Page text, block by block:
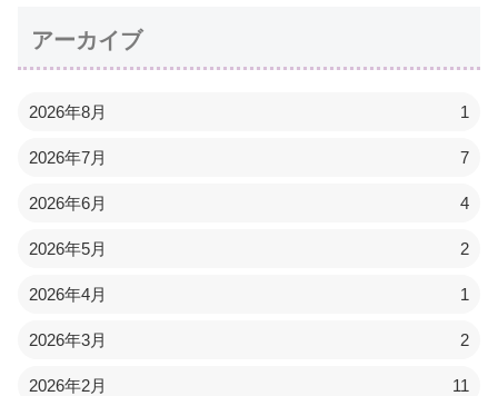
アーカイブ
2026年8月 1
2026年7月 7
2026年6月 4
2026年5月 2
2026年4月 1
2026年3月 2
2026年2月 11